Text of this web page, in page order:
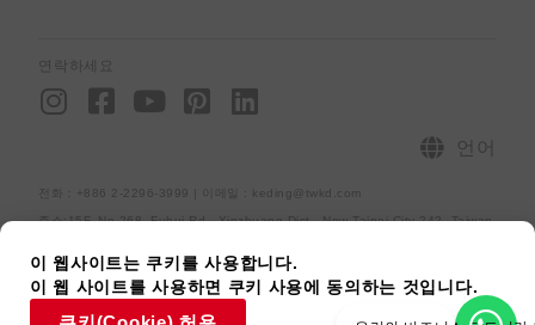
전화：+886 2-2296-3999 | 이메일 : keding@twkd.com
주소:15F.,No.268, Fuhui Rd., Xinzhuang Dist., New Taipei City 242, Taiwan
사이트맵개인정보처리방침[raiseup_copyright]
연락하세요
I
n
r
a
F
a
b
o
k
Y
o
u
e
P
i
e
e
s
L
i
e
i
n
언어
이 웹사이트는 쿠키를 사용합니다.
이 웹 사이트를 사용하면 쿠키 사용에 동의하는 것입니다.